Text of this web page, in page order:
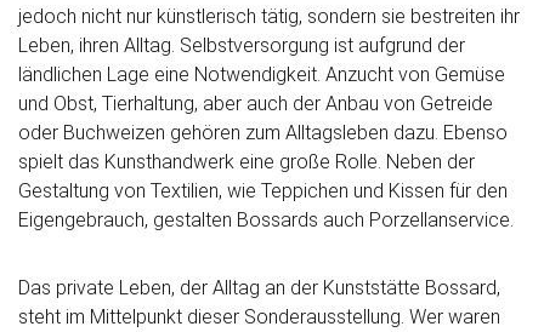
jedoch nicht nur künstlerisch tätig, sondern sie bestreiten ihr
Leben, ihren Alltag. Selbstversorgung ist aufgrund der
ländlichen Lage eine Notwendigkeit. Anzucht von Gemüse
und Obst, Tierhaltung, aber auch der Anbau von Getreide
oder Buchweizen gehören zum Alltagsleben dazu. Ebenso
spielt das Kunsthandwerk eine große Rolle. Neben der
Gestaltung von Textilien, wie Teppichen und Kissen für den
Eigengebrauch, gestalten Bossards auch Porzellanservice.
Das private Leben, der Alltag an der Kunststätte Bossard,
steht im Mittelpunkt dieser Sonderausstellung. Wer waren